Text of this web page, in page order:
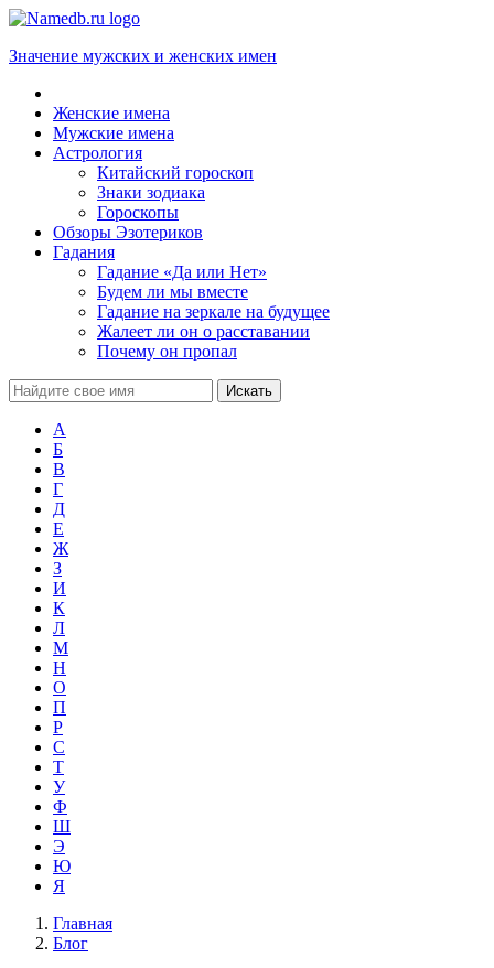
Значение мужских и женских имен
Женские имена
Мужские имена
Астрология
Китайский гороскоп
Знаки зодиака
Гороскопы
Обзоры Эзотериков
Гадания
Гадание «Да или Нет»
Будем ли мы вместе
Гадание на зеркале на будущее
Жалеет ли он о расставании
Почему он пропал
А
Б
В
Г
Д
Е
Ж
З
И
К
Л
М
Н
О
П
Р
С
Т
У
Ф
Ш
Э
Ю
Я
Главная
Блог